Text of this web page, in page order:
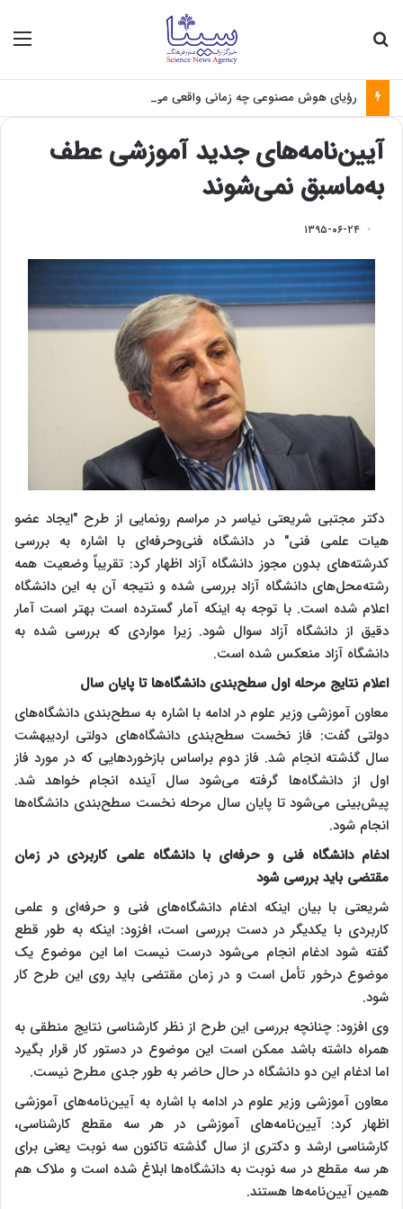
رؤیای هوش مصنوعی چه زمانی واقعی می‌شود؟
آیین‌نامه‌های جدید آموزشی عطف
به‌ماسبق نمی‌شوند
۱۳۹۵-۰۶-۲۴
دکتر مجتبی شریعتی نیاسر در مراسم رونمایی از طرح "ایجاد عضو
هیات علمی فنی" در دانشگاه فنی‌وحرفه‌ای با اشاره به بررسی
کدرشته‌های بدون مجوز دانشگاه آزاد اظهار کرد: تقریباً وضعیت همه
رشته‌محل‌های دانشگاه آزاد بررسی شده و نتیجه آن به این دانشگاه
اعلام شده است. با توجه به اینکه آمار گسترده است بهتر است آمار
دقیق از دانشگاه آزاد سوال شود. زیرا مواردی که بررسی شده به
دانشگاه آزاد منعکس شده است.
اعلام نتایج مرحله اول سطح‌بندی دانشگاه‌ها تا پایان سال
معاون آموزشی وزیر علوم در ادامه با اشاره به سطح‌بندی دانشگاه‌های
دولتی گفت: فاز نخست سطح‌بندی دانشگاه‌های دولتی اردیبهشت
سال گذشته انجام شد. فاز دوم براساس بازخوردهایی که در مورد فاز
اول از دانشگاه‌ها گرفته می‌شود سال آینده انجام خواهد شد.
پیش‌بینی می‌شود تا پایان سال مرحله نخست سطح‌بندی دانشگاه‌ها
انجام شود.
ادغام دانشگاه فنی و حرفه‌ای با دانشگاه علمی کاربردی در زمان
مقتضی باید بررسی شود
شریعتی با بیان اینکه ادغام دانشگاه‌های فنی و حرفه‌ای و علمی
کاربردی با یکدیگر در دست بررسی است، افزود: اینکه به طور قطع
گفته شود ادغام انجام می‌شود درست نیست اما این موضوع یک
موضوع درخور تأمل است و در زمان مقتضی باید روی این طرح کار
شود.
وی افزود: چنانچه بررسی این طرح از نظر کارشناسی نتایج منطقی به
همراه داشته باشد ممکن است این موضوع در دستور کار قرار بگیرد
اما ادغام این دو دانشگاه در حال حاضر به طور جدی مطرح نیست.
معاون آموزشی وزیر علوم در ادامه با اشاره به آیین‌نامه‌های آموزشی
اظهار کرد: آیین‌نامه‌های آموزشی در هر سه مقطع کارشناسی،
کارشناسی ارشد و دکتری از سال گذشته تاکنون سه نوبت یعنی برای
هر سه مقطع در سه نوبت به دانشگاه‌ها ابلاغ شده است و ملاک هم
همین آیین‌نامه‌ها هستند.